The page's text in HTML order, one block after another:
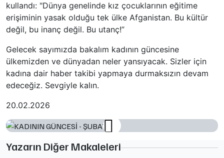
kullandı: "Dünya genelinde kız çocuklarının eğitime
erişiminin yasak olduğu tek ülke Afganistan. Bu kültür
değil, bu inanç değil. Bu utanç!”
Gelecek sayımızda bakalım kadının güncesine
ülkemizden ve dünyadan neler yansıyacak. Sizler için
kadına dair haber takibi yapmaya durmaksızın devam
edeceğiz. Sevgiyle kalın.
20.02.2026
Yazarın Diğer Makaleleri